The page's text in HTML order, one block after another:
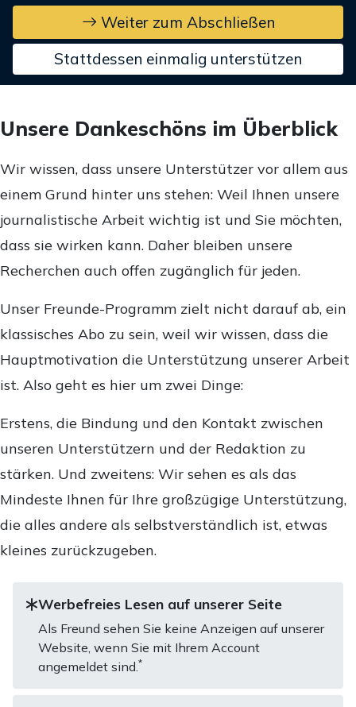
Weiter zum Abschließen
Stattdessen einmalig unterstützen
Unsere Dankeschöns im Überblick
Wir wissen, dass unsere Unterstützer vor allem aus
einem Grund hinter uns stehen: Weil Ihnen unsere
journalistische Arbeit wichtig ist und Sie möchten,
dass sie wirken kann. Daher bleiben unsere
Recherchen auch offen zugänglich für jeden.
Unser Freunde-Programm zielt nicht darauf ab, ein
klassisches Abo zu sein, weil wir wissen, dass die
Hauptmotivation die Unterstützung unserer Arbeit
ist. Also geht es hier um zwei Dinge:
Erstens, die Bindung und den Kontakt zwischen
unseren Unterstützern und der Redaktion zu
stärken. Und zweitens: Wir sehen es als das
Mindeste Ihnen für Ihre großzügige Unterstützung,
die alles andere als selbstverständlich ist, etwas
kleines zurückzugeben.
Werbefreies Lesen auf unserer Seite
Als Freund sehen Sie keine Anzeigen auf unserer
Website, wenn Sie mit Ihrem Account
angemeldet sind.*